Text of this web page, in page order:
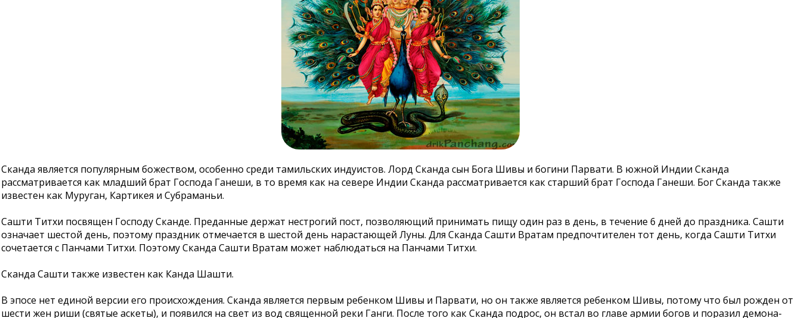
Сканда является популярным божеством, особенно среди тамильских индуистов. Лорд Сканда сын Бога Шивы и богини Парвати. В южной Индии Сканда
рассматривается как младший брат Господа Ганеши, в то время как на севере Индии Сканда рассматривается как старший брат Господа Ганеши. Бог Сканда также
известен как Муруган, Картикея и Субраманьи.
Сашти Титхи посвящен Господу Сканде. Преданные держат нестрогий пост, позволяющий принимать пищу один раз в день, в течение 6 дней до праздника. Сашти
означает шестой день, поэтому праздник отмечается в шестой день нарастающей Луны. Для Сканда Сашти Вратам предпочтителен тот день, когда Сашти Титхи
сочетается с Панчами Титхи. Поэтому Сканда Сашти Вратам может наблюдаться на Панчами Титхи.
Сканда Сашти также известен как Канда Шашти.
В эпосе нет единой версии его происхождения. Сканда является первым ребенком Шивы и Парвати, но он также является ребенком Шивы, потому что был рожден от
шести жен риши (святые аскеты), и появился на свет из вод священной реки Ганги. После того как Сканда подрос, он встал во главе армии богов и поразил демона-